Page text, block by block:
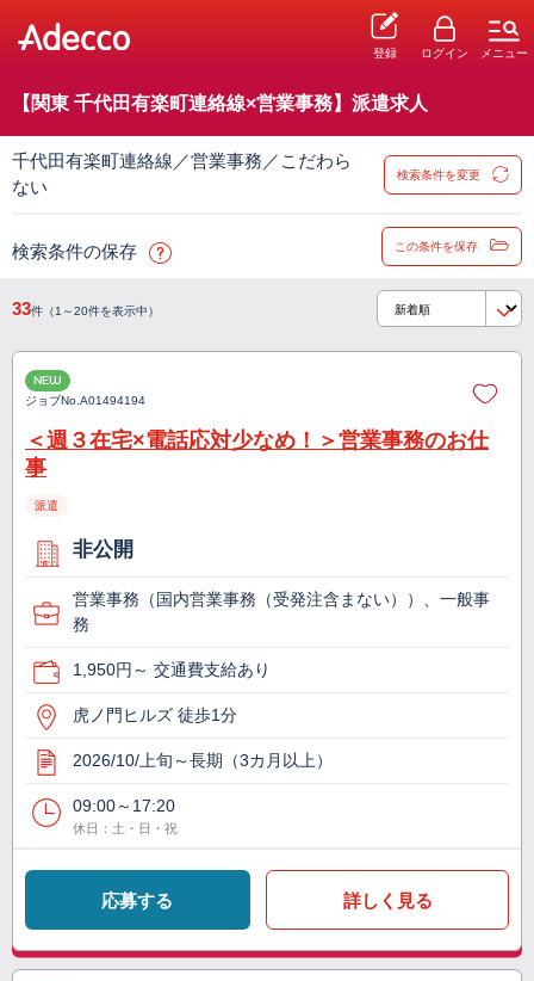
登録 ログイン メニュー
【関東 千代田有楽町連絡線×営業事務】派遣求人
千代田有楽町連絡線／営業事務／こだわら
ない
検索条件を変更
検索条件の保存 この条件を保存
33件（1～20件を表示中）
NEW
ジョブNo.A01494194
＜週３在宅×電話応対少なめ！＞営業事務のお仕
事
派遣
非公開
営業事務（国内営業事務（受発注含まない））、一般事
務
1,950円～ 交通費支給あり
虎ノ門ヒルズ 徒歩1分
2026/10/上旬～長期（3カ月以上）
09:00～17:20
休日：土・日・祝
応募する 詳しく見る